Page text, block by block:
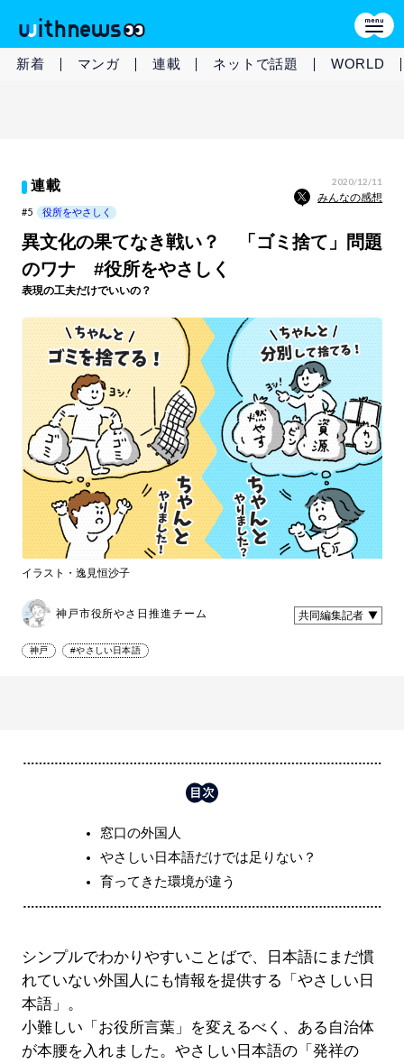
新着 マンガ 連載 ネットで話題 WORLD
連載 2020/12/11
みんなの感想
#5 役所をやさしく
異文化の果てなき戦い？ 「ゴミ捨て」問題
のワナ #役所をやさしく
表現の工夫だけでいいの？
イラスト・逸見恒沙子
神戸市役所やさ日推進チーム 共同編集記者
神戸 #やさしい日本語
窓口の外国人
やさしい日本語だけでは足りない？
育ってきた環境が違う
シンプルでわかりやすいことばで、日本語にまだ慣
れていない外国人にも情報を提供する「やさしい日
本語」。
小難しい「お役所言葉」を変えるべく、ある自治体
が本腰を入れました。やさしい日本語の「発祥の